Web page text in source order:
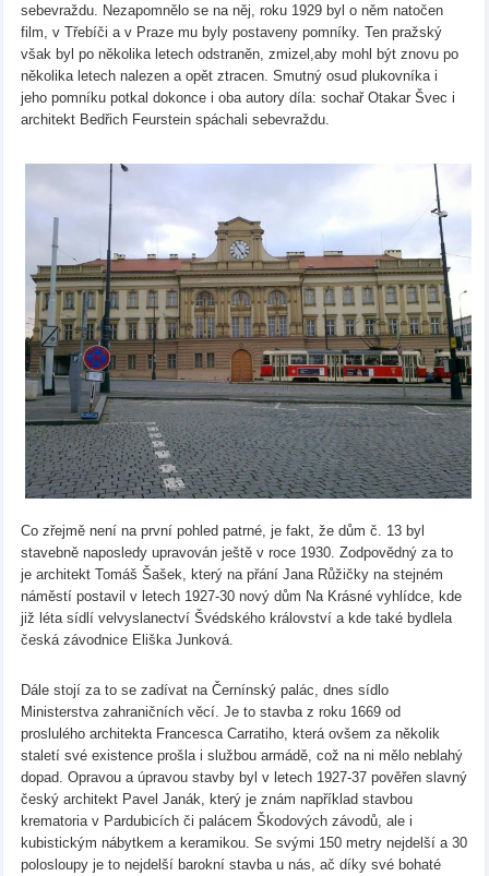
sebevraždu. Nezapomnělo se na něj, roku 1929 byl o něm natočen
film, v Třebíči a v Praze mu byly postaveny pomníky. Ten pražský
však byl po několika letech odstraněn, zmizel,aby mohl být znovu po
několika letech nalezen a opět ztracen. Smutný osud plukovníka i
jeho pomníku potkal dokonce i oba autory díla: sochař Otakar Švec i
architekt Bedřich Feurstein spáchali sebevraždu.
Co zřejmě není na první pohled patrné, je fakt, že dům č. 13 byl
stavebně naposledy upravován ještě v roce 1930. Zodpovědný za to
je architekt Tomáš Šašek, který na přání Jana Růžičky na stejném
náměstí postavil v letech 1927-30 nový dům Na Krásné vyhlídce, kde
již léta sídlí velvyslanectví Švédského království a kde také bydlela
česká závodnice Eliška Junková.
Dále stojí za to se zadívat na Černínský palác, dnes sídlo
Ministerstva zahraničních věcí. Je to stavba z roku 1669 od
proslulého architekta Francesca Carratiho, která ovšem za několik
staletí své existence prošla i službou armádě, což na ni mělo neblahý
dopad. Opravou a úpravou stavby byl v letech 1927-37 pověřen slavný
český architekt Pavel Janák, který je znám například stavbou
krematoria v Pardubicích či palácem Škodových závodů, ale i
kubistickým nábytkem a keramikou. Se svými 150 metry nejdelší a 30
polosloupy je to nejdelší barokní stavba u nás, ač díky své bohaté